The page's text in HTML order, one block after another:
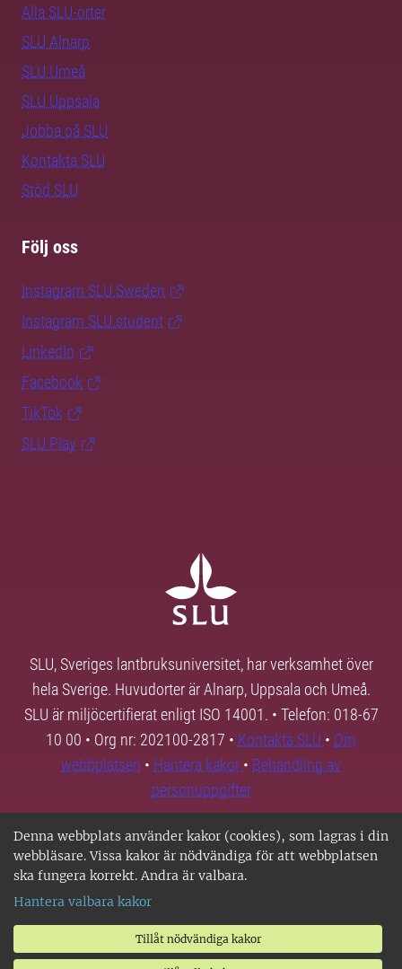
Denna webbplats använder kakor (cookies), som lagras i din
webbläsare. Vissa kakor är nödvändiga för att webbplatsen
ska fungera korrekt. Andra är valbara.
Hantera valbara kakor
Tillåt nödvändiga kakor
Alla SLU-orter
SLU Alnarp
SLU Umeå
SLU Uppsala
Jobba på SLU
Kontakta SLU
Stöd SLU
Följ oss
Instagram SLU.Sweden
Instagram SLU.student
LinkedIn
Facebook
TikTok
SLU Play
SLU, Sveriges lantbruksuniversitet, har verksamhet över
hela Sverige. Huvudorter är Alnarp, Uppsala och Umeå.
SLU är miljöcertifierat enligt ISO 14001. • Telefon: 018-67
10 00 • Org nr: 202100-2817 • Kontakta SLU • Om
webbplatsen • Hantera kakor • Behandling av
personuppgifter